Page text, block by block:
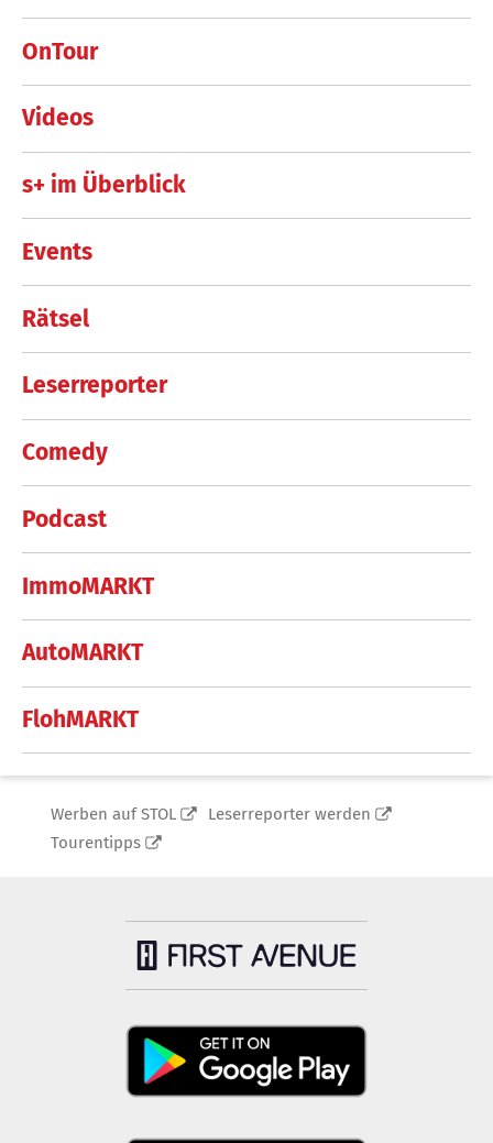
OnTour
Videos
s+ im Überblick
Events
Rätsel
Leserreporter
Comedy
Podcast
ImmoMARKT
AutoMARKT
FlohMARKT
Werben auf STOL
Leserreporter werden
Tourentipps